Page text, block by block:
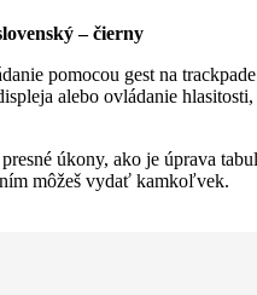
– čierny
pomocou gest na
alebo ovládanie
úkony, ako je úprava
môžeš vydať kamkoľvek.